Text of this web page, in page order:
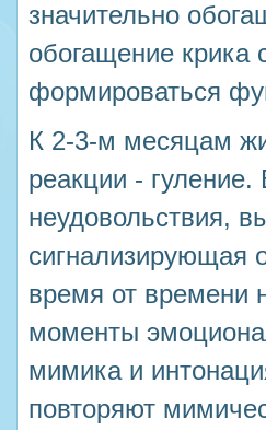
значительно
обогащение крика
формироваться
К 2-3-м месяцам
реакции -
неудовольствия,
сигнализирующая
время от времени
моменты
мимика и
повторяют